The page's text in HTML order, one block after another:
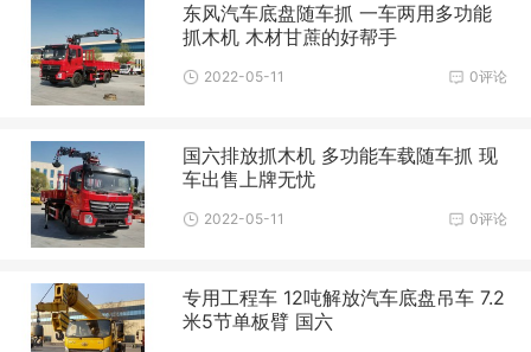
东风汽车底盘随车抓 一车两用多功能
抓木机 木材甘蔗的好帮手
0评论
2022-05-11
国六排放抓木机 多功能车载随车抓 现
车出售上牌无忧
0评论
2022-05-11
专用工程车 12吨解放汽车底盘吊车 7.2
米5节单板臂 国六